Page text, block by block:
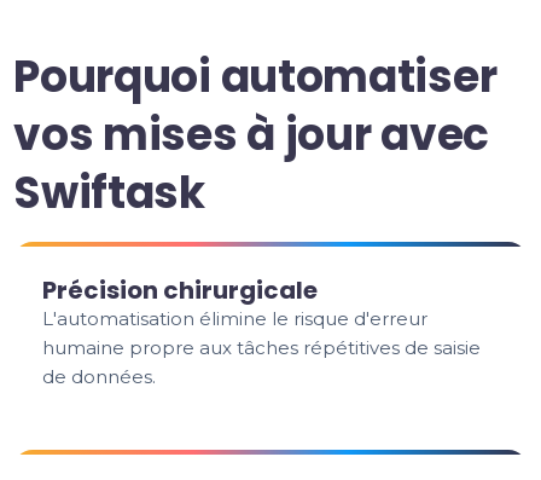
Pourquoi automatiser
vos mises à jour avec
Swiftask
Précision chirurgicale
L'automatisation élimine le risque d'erreur
humaine propre aux tâches répétitives de saisie
de données.